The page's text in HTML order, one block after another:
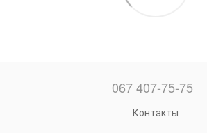
067 407-75-75
Контакты